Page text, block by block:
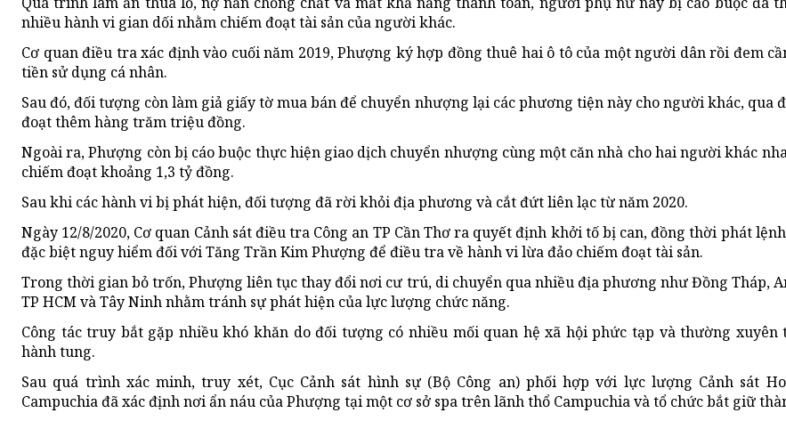
nhiều hành vi gian dối nhằm chiếm đoạt tài sản của người khác.
Cơ quan điều tra xác định vào cuối năm 2019, Phượng ký hợp đồng thuê hai ô tô của một người dân rồi đem
tiền sử dụng cá nhân.
Sau đó, đối tượng còn làm giả giấy tờ mua bán để chuyển nhượng lại các phương tiện này cho người khác, qua
đoạt thêm hàng trăm triệu đồng.
Ngoài ra, Phượng còn bị cáo buộc thực hiện giao dịch chuyển nhượng cùng một căn nhà cho hai người khác
chiếm đoạt khoảng 1,3 tỷ đồng.
Sau khi các hành vi bị phát hiện, đối tượng đã rời khỏi địa phương và cắt đứt liên lạc từ năm 2020.
Ngày 12/8/2020, Cơ quan Cảnh sát điều tra Công an TP Cần Thơ ra quyết định khởi tố bị can, đồng thời phát
đặc biệt nguy hiểm đối với Tăng Trần Kim Phượng để điều tra về hành vi lừa đảo chiếm đoạt tài sản.
Trong thời gian bỏ trốn, Phượng liên tục thay đổi nơi cư trú, di chuyển qua nhiều địa phương như Đồng Tháp,
TP HCM và Tây Ninh nhằm tránh sự phát hiện của lực lượng chức năng.
Công tác truy bắt gặp nhiều khó khăn do đối tượng có nhiều mối quan hệ xã hội phức tạp và thường xuyên
hành tung.
Sau quá trình xác minh, truy xét, Cục Cảnh sát hình sự (Bộ Công an) phối hợp với lực lượng Cảnh sát
Campuchia đã xác định nơi ẩn náu của Phượng tại một cơ sở spa trên lãnh thổ Campuchia và tổ chức bắt giữ